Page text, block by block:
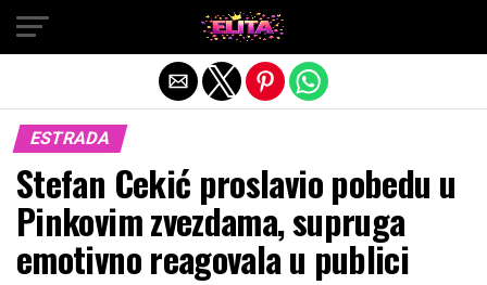
ESTRADA
Stefan Cekić proslavio pobedu u
Pinkovim zvezdama, supruga
emotivno reagovala u publici
Exit mobile version